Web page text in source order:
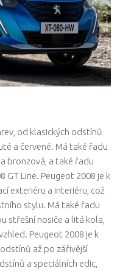
od klasických odstínů
a červené. Má také řadu
bronzová, a také řadu
GT Line. Peugeot 2008 je k
exteriéru a interiéru, což
stylu. Má také řadu
střešní nosiče a litá kola,
Peugeot 2008 je k
až po zářivější
a speciálních edic,